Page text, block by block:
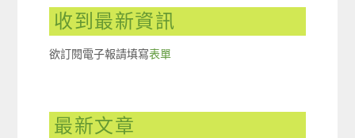
收到最新資訊
欲訂閱電子報請填寫表單
最新文章